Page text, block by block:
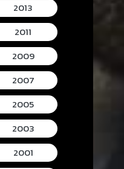
2013
2011
2009
2007
2005
2003
2001